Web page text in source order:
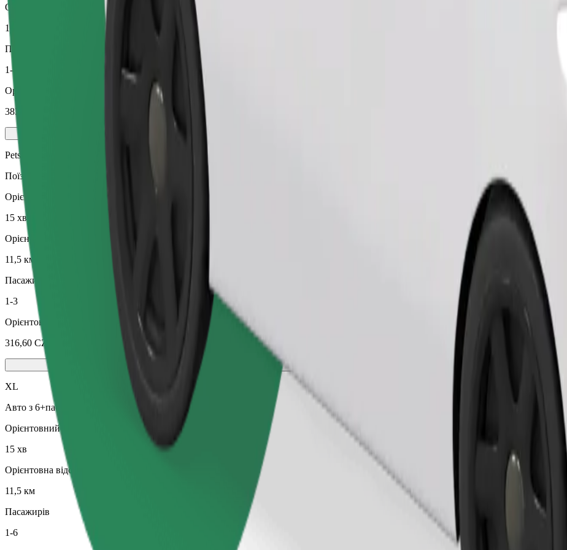
Орієнтовна відстань
11,5 км
Пасажирів
1-4
Орієнтовна вартість
383,50 CZK
Pets
Поїздки з улюбленцем. Собаки мають бути в наморднику, дрібні тварини — в переноску, а сидіння захищені ковдрою або підстилкою.
Орієнтовний час поїздки
15 хв
Орієнтовна відстань
11,5 км
Пасажирів
1-3
Орієнтовна вартість
316,60 CZK
XL
Авто з 6+пасажирськими сидіннями
Орієнтовний час поїздки
15 хв
Орієнтовна відстань
11,5 км
Пасажирів
1-6